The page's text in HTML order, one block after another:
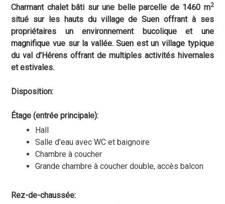
Charmant chalet bâti sur une belle parcelle de 1460 m2
situé sur les hauts du village de Suen offrant à ses
propriétaires un environnement bucolique et une
magnifique vue sur la vallée. Suen est un village typique
du val d'Hérens offrant de multiples activités hivernales
et estivales.
Disposition:
Étage (entrée principale):
Hall
Salle d'eau avec WC et baignoire
Chambre à coucher
Grande chambre à coucher double, accès balcon
Rez-de-chaussée: